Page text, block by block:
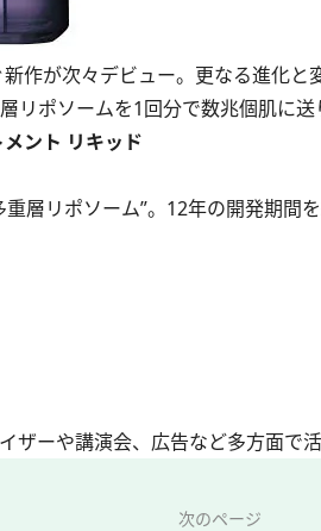
作が次々デビュー。更なる進化と
リポソームを1回分で数兆個肌に送
メント リキッド
層リポソーム”。12年の開発期間
ザーや講演会、広告など多方面で
次のページ